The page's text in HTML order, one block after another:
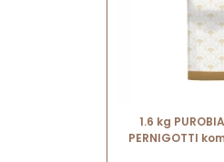
1.6 kg
PERNIGOTTI